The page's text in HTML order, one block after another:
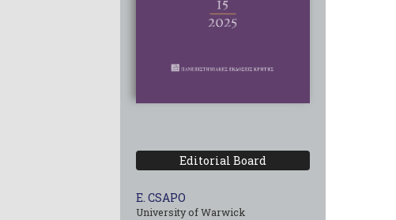
Editorial Board
E. CSAPO
University of Warwick